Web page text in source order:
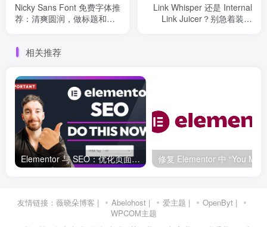
Nicky Sans Font 免费字体推
荐：清爽圆润，做标题和品
Link Whisper 还是 Internal
Link Juicer？别急着装插
相关推荐
Elementor 与 SEO：优化页面结构和加载速度的最佳实践
友情链接： 薇晓朵博客 | Abelohost | 爱主题 | OpenByt |
WPCOM主题